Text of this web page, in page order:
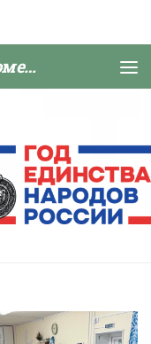
МАДОУ ЦРР Д/С №125 г. Тюмени